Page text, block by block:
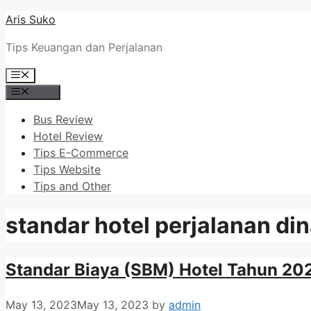
Skip
content
Aris Suko
Tips Keuangan dan Perjalanan
Menu
Bus Review
Hotel Review
Tips E-Commerce
Tips Website
Tips and Other
standar hotel perjalanan
Standar Biaya (SBM) Hotel Tahun
May 13, 2023May 13, 2023 by admin